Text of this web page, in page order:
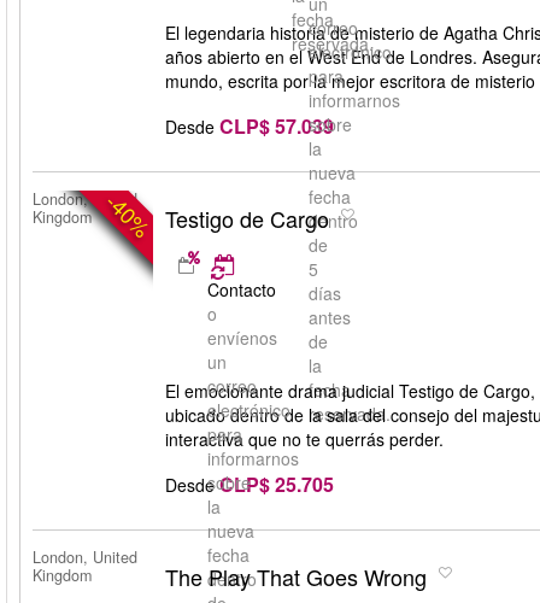
fecha
reservada.
correo
electrónico
para
informarnos
sobre
la
nueva
fecha
dentro
de
5
días
antes
de
la
fecha
reservada.
El legendaria historia de misterio de Agatha
años abierto en el West End de Londres.
mundo, escrita por la mejor escritora de
Desde CLP$ 57.039
-40%
London, United
Kingdom
Testigo de Cargo
Contacto
o
envíenos
un
correo
electrónico
para
informarnos
sobre
la
nueva
fecha
dentro
El emocionante drama judicial Testigo de
ubicado dentro de la sala del consejo del
interactiva que no te querrás perder.
Desde CLP$ 25.705
London, United
Kingdom
The Play That Goes Wrong